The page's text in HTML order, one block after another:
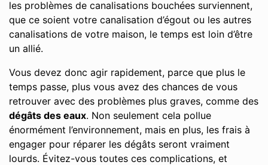
les problèmes de canalisations bouchées surviennent,
que ce soient votre canalisation d’égout ou les autres
canalisations de votre maison, le temps est loin d’être
un allié.
Vous devez donc agir rapidement, parce que plus le
temps passe, plus vous avez des chances de vous
retrouver avec des problèmes plus graves, comme des
dégâts des eaux. Non seulement cela pollue
énormément l’environnement, mais en plus, les frais à
engager pour réparer les dégâts seront vraiment
lourds. Évitez-vous toutes ces complications, et